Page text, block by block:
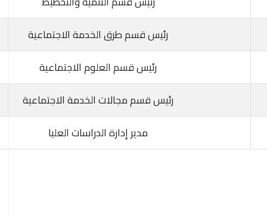
رئيس قسم طرق الخدمة الاجتماعية
رئيس قسم العلوم الاجتماعية
رئيس قسم مجالات الخدمة الاجتماعية
مدير إدارة الدراسات العليا